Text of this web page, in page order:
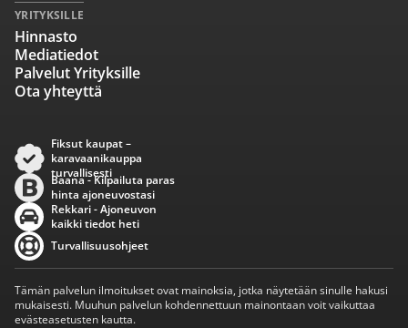
YRITYKSILLE
Hinnasto
Mediatiedot
Palvelut Yrityksille
Ota yhteyttä
Fiksut kaupat –
karavaanikauppa
turvallisesti
Baana - Kilpailuta paras
hinta ajoneuvostasi
Rekkari - Ajoneuvon
kaikki tiedot heti
Turvallisuusohjeet
Tämän palvelun ilmoitukset ovat mainoksia, jotka näytetään sinulle hakusi
mukaisesti. Muuhun palvelun kohdennettuun mainontaan voit vaikuttaa
evästeasetusten kautta.